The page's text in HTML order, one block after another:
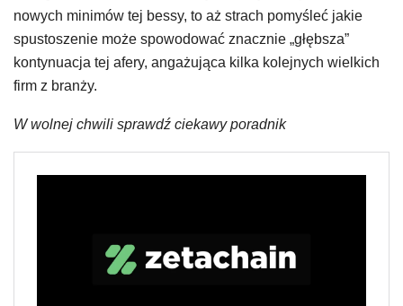
nowych minimów tej bessy, to aż strach pomyśleć jakie
spustoszenie może spowodować znacznie „głębsza”
kontynuacja tej afery, angażująca kilka kolejnych wielkich
firm z branży.
W wolnej chwili sprawdź ciekawy poradnik